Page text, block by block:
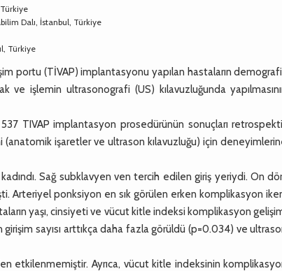
Dalı, İstanbul, Türkiye
Türkiye
portu (TİVAP) implantasyonu yapılan hastaların
ve işlemin ultrasonografi (US) kılavuzluğunda
537 TIVAP implantasyon prosedürünün sonuçları
işaretler ve ultrason kılavuzluğu) için
kadındı. Sağ subklavyen ven tercih edilen giriş yeriydi. On
Arteriyel ponksiyon en sık görülen erken komplikasyon
yaşı, cinsiyeti ve vücut kitle indeksi komplikasyon
sayısı arttıkça daha fazla görüldü (p=0.034) ve
etkilenmemiştir. Ayrıca, vücut kitle indeksinin